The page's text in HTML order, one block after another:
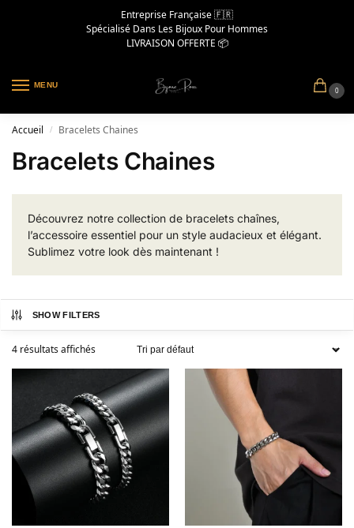
Entreprise Française 🇫🇷
Spécialisé Dans Les Bijoux Pour Hommes
LIVRAISON OFFERTE 📦
MENU
0
Accueil / Bracelets Chaines
Bracelets Chaines
Découvrez notre collection de bracelets chaînes,
l’accessoire essentiel pour un style audacieux et élégant.
Sublimez votre look dès maintenant !
SHOW FILTERS
4 résultats affichés